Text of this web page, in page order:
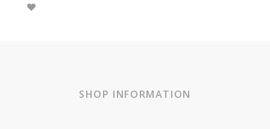
SHOP INFORMATION